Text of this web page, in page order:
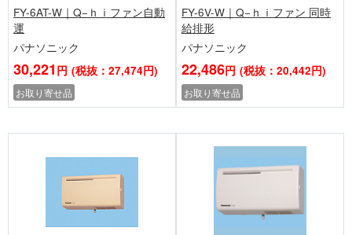
FY-6AT-W｜Q−ｈｉファン自動
運
パナソニック
30,221 円 (税抜：27,474円)
お取り寄せ品
FY-6V-W｜Q−ｈｉファン 同時
給排形
パナソニック
22,486円 (税抜：20,442円)
お取り寄せ品